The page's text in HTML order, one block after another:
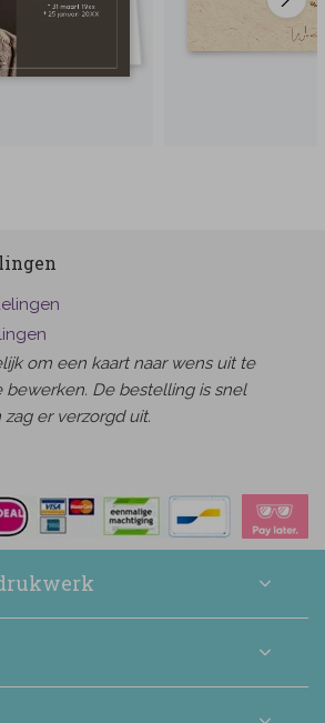
om een kaart naar wens uit te
bewerken. De bestelling is snel
er verzorgd uit.